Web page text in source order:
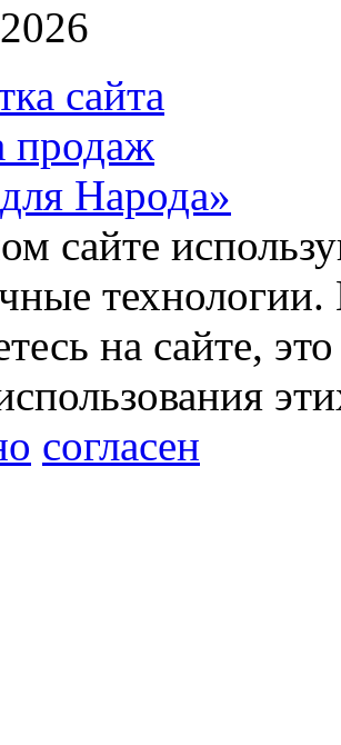
сайта
продаж
Народа»
сайте
на сайте,
согласен